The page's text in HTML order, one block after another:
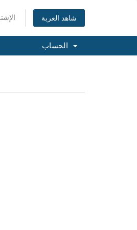
شاهد العربة